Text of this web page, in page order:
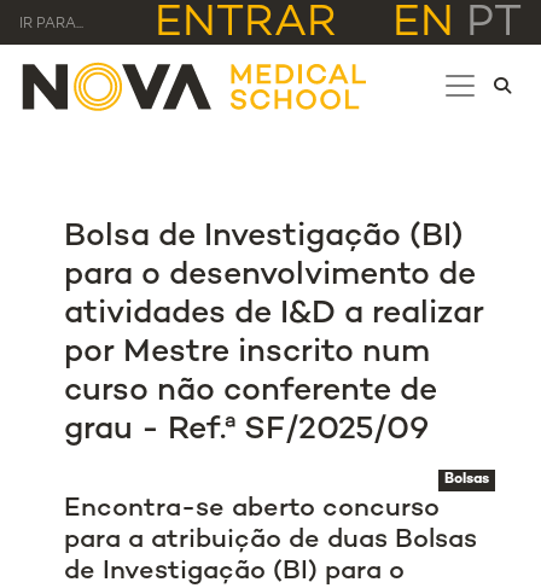
IR PARA... ENTRAR EN PT
Bolsa de Investigação (BI)
para o desenvolvimento de
atividades de I&D a realizar
por Mestre inscrito num
curso não conferente de
grau - Ref.ª SF/2025/09
Bolsas
Encontra-se aberto concurso
para a atribuição de duas Bolsas
de Investigação (BI) para o